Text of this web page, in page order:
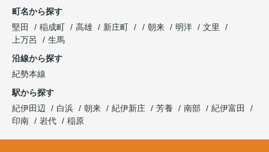
町名から探す
堅田
稲成町 高雄 新庄町 朝来 明洋
文里
上万呂
生馬
沿線から探す
紀勢本線
駅から探す
紀伊田辺
白浜 朝来 紀伊新庄 芳養 南部
紀伊富田
印南
岩代 稲原